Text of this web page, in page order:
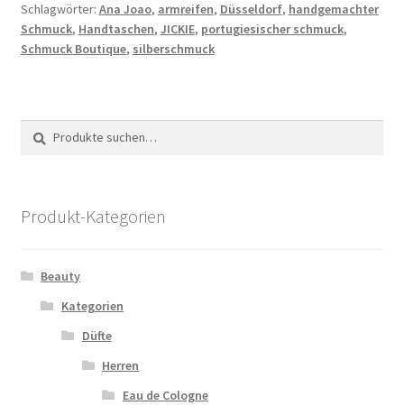
Schlagwörter: Ana Joao, armreifen, Düsseldorf, handgemachter
Schmuck, Handtaschen, JICKIE, portugiesischer schmuck,
Schmuck Boutique, silberschmuck
Suche
nach:
Suche
Produkt-Kategorien
Beauty
Kategorien
Düfte
Herren
Eau de Cologne